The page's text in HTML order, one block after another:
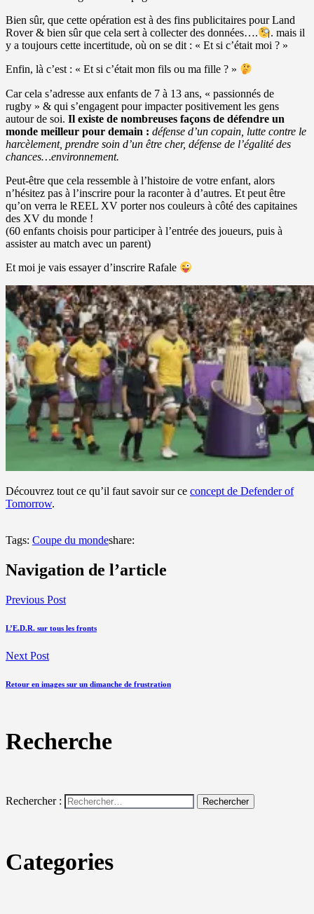
Bien sûr, que cette opération est à des fins publicitaires pour Land
Rover & bien sûr que cela sert à collecter des données….
. mais il
y a toujours cette incertitude, où on se dit : « Et si c’était moi ? »
Enfin, là c’est : « Et si c’était mon fils ou ma fille ? »
Car cela s’adresse aux enfants de 7 à 13 ans, « passionnés de
rugby » & qui s’engagent pour impacter positivement les gens
autour de soi. Il existe de nombreuses façons de défendre un
monde meilleur pour demain : défense d’un copain, lutte contre le
harcèlement, prendre soin d’un être cher, défense de l’égalité des
chances…environnement.
Peut-être que cela ressemble à l’histoire de votre enfant, alors
n’hésitez pas à l’inscrire pour la raconter à d’autres. Et peut être
qu’on verra le REEL XV porter nos couleurs à côté des capitaines
des XV du monde !
(60 enfants choisis pour participer à l’entrée des joueurs, puis à
assister au match avec un parent)
Et moi je vais essayer d’inscrire Rafale
Découvrez tout ce qu’il faut savoir sur ce concept de Defender of
Tomorrow.
Tags: Coupe du mondeshare:
Navigation de l’article
Previous Post
L’E.D.R. sur tous les fronts
Next Post
Retour en images sur un dimanche de frustration
Recherche
Rechercher :
Categories